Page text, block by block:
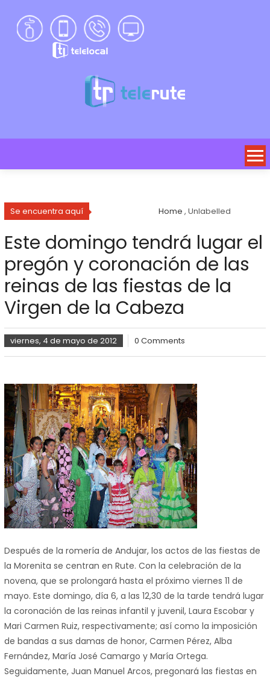
Se encuentra aquí Home , Unlabelled
Este domingo tendrá lugar el
pregón y coronación de las
reinas de las fiestas de la
Virgen de la Cabeza
viernes, 4 de mayo de 2012 0 Comments
Después de la romería de Andujar, los actos de las fiestas de
la Morenita se centran en Rute. Con la celebración de la
novena, que se prolongará hasta el próximo viernes 11 de
mayo. Este domingo, día 6, a las 12,30 de la tarde tendrá lugar
la coronación de las reinas infantil y juvenil, Laura Escobar y
Mari Carmen Ruiz, respectivamente; así como la imposición
de bandas a sus damas de honor, Carmen Pérez, Alba
Fernández, María José Camargo y María Ortega.
Seguidamente, Juan Manuel Arcos, pregonará las fiestas en